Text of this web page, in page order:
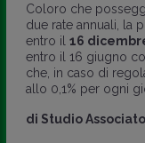
Coloro che
due rate annuali, la
entro il 16
entro il 16 giugno
che, in caso di
allo 0,1% per ogni
di Studio